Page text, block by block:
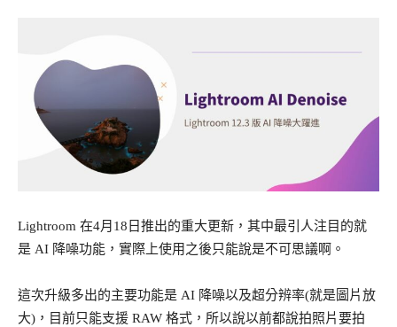
Lightroom 在4月18日推出的重大更新，其中最引人注目的就
是 AI 降噪功能，實際上使用之後只能說是不可思議啊。
這次升級多出的主要功能是 AI 降噪以及超分辨率(就是圖片放
大)，目前只能支援 RAW 格式，所以說以前都說拍照片要拍